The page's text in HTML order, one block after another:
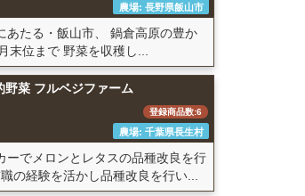
農場: 長野県飯山市
あたる・飯山市、 鍋倉高原の豊か
末位まで 野菜を収穫し...
野菜 フルベジファーム
登録商品数:6
農場: 千葉県長生村
ーでメロンとレタスの品種改良を行
の経験を活かし品種改良を行い...